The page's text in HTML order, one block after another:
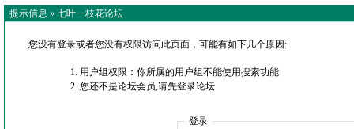
提示信息 » 七叶一枝花论坛
您没有登录或者您没有权限访问此页面，可能有如下几个原因:
用户组权限：你所属的用户组不能使用搜索功能
您还不是论坛会员,请先登录论坛
登录